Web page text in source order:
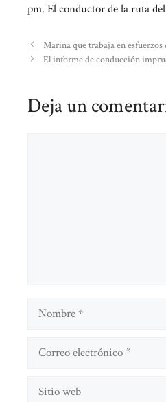
pm. El conductor de la ruta
Marina que trabaja en esfuerzos
El informe de conducción
Deja un
Nombre